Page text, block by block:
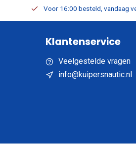
Voor 16:00 besteld, vandaag
Klantenservice
Veelgestelde vragen
info@kuipersnautic.nl